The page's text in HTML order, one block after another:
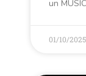
un
01/10/2025